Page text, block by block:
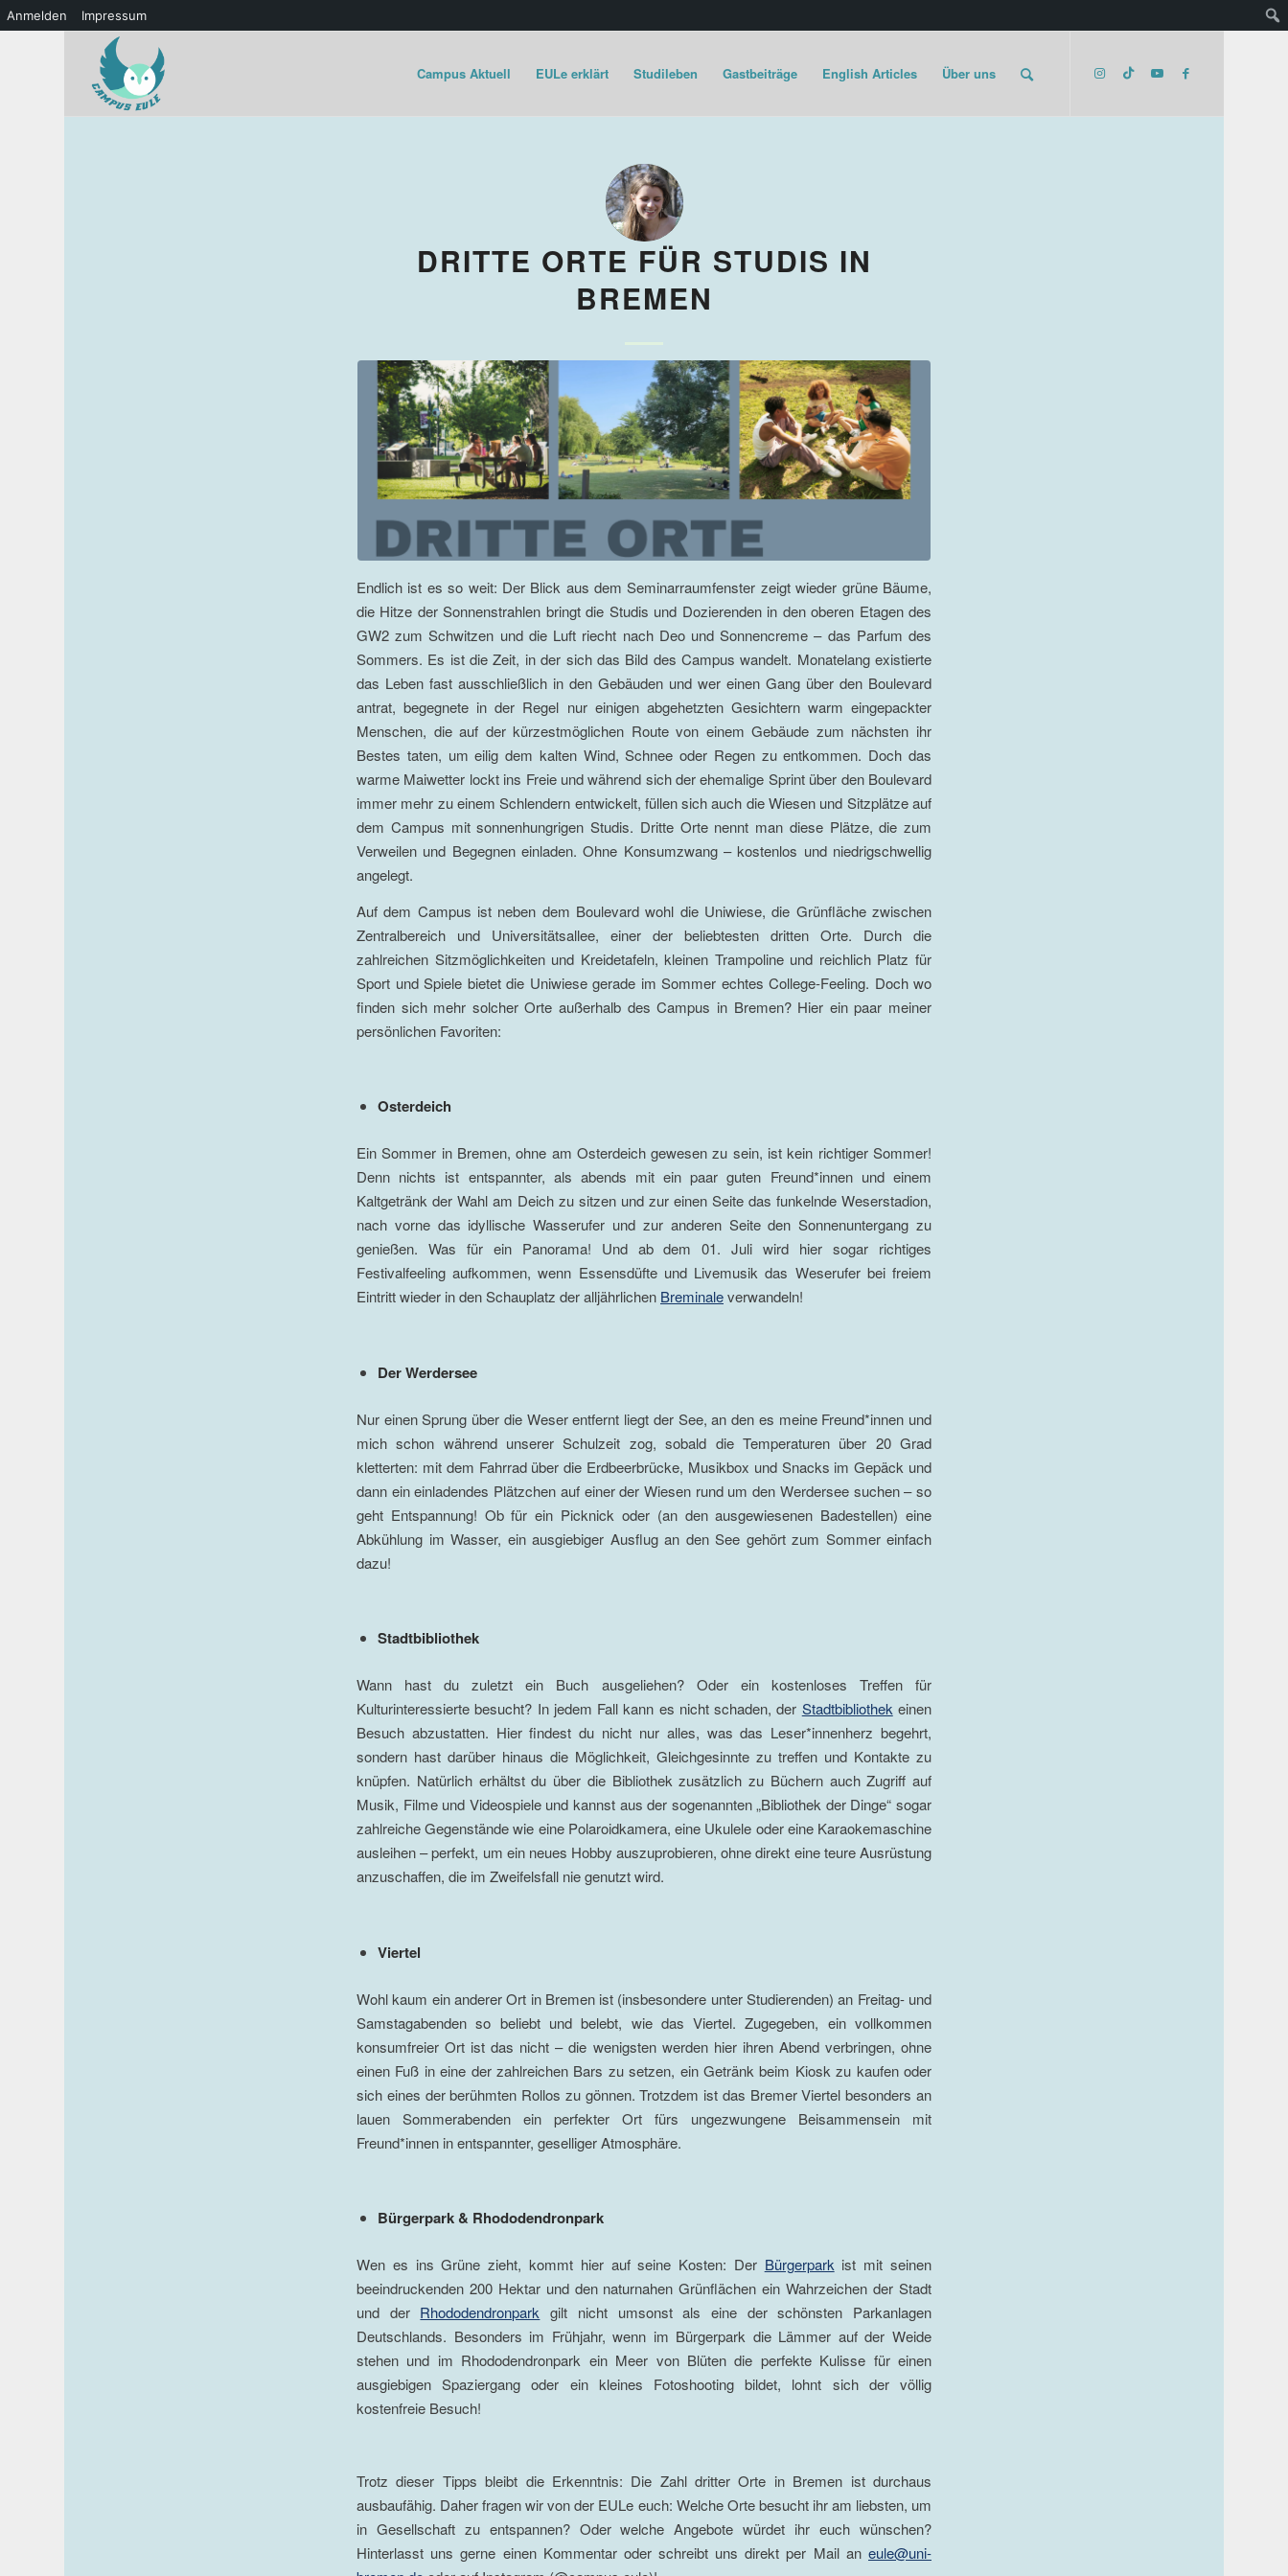
Anmelden Impressum
Campus Aktuell EULe erklärt Studileben Gastbeiträge English Articles Über uns
DRITTE ORTE FÜR STUDIS IN
BREMEN
Endlich ist es so weit: Der Blick aus dem Seminarraumfenster zeigt wieder grüne Bäume,
die Hitze der Sonnenstrahlen bringt die Studis und Dozierenden in den oberen Etagen des
GW2 zum Schwitzen und die Luft riecht nach Deo und Sonnencreme – das Parfum des
Sommers. Es ist die Zeit, in der sich das Bild des Campus wandelt. Monatelang existierte
das Leben fast ausschließlich in den Gebäuden und wer einen Gang über den Boulevard
antrat, begegnete in der Regel nur einigen abgehetzten Gesichtern warm eingepackter
Menschen, die auf der kürzestmöglichen Route von einem Gebäude zum nächsten ihr
Bestes taten, um eilig dem kalten Wind, Schnee oder Regen zu entkommen. Doch das
warme Maiwetter lockt ins Freie und während sich der ehemalige Sprint über den Boulevard
immer mehr zu einem Schlendern entwickelt, füllen sich auch die Wiesen und Sitzplätze auf
dem Campus mit sonnenhungrigen Studis. Dritte Orte nennt man diese Plätze, die zum
Verweilen und Begegnen einladen. Ohne Konsumzwang – kostenlos und niedrigschwellig
angelegt.
Auf dem Campus ist neben dem Boulevard wohl die Uniwiese, die Grünfläche zwischen
Zentralbereich und Universitätsallee, einer der beliebtesten dritten Orte. Durch die
zahlreichen Sitzmöglichkeiten und Kreidetafeln, kleinen Trampoline und reichlich Platz für
Sport und Spiele bietet die Uniwiese gerade im Sommer echtes College-Feeling. Doch wo
finden sich mehr solcher Orte außerhalb des Campus in Bremen? Hier ein paar meiner
persönlichen Favoriten:
Osterdeich
Ein Sommer in Bremen, ohne am Osterdeich gewesen zu sein, ist kein richtiger Sommer!
Denn nichts ist entspannter, als abends mit ein paar guten Freund*innen und einem
Kaltgetränk der Wahl am Deich zu sitzen und zur einen Seite das funkelnde Weserstadion,
nach vorne das idyllische Wasserufer und zur anderen Seite den Sonnenuntergang zu
genießen. Was für ein Panorama! Und ab dem 01. Juli wird hier sogar richtiges
Festivalfeeling aufkommen, wenn Essensdüfte und Livemusik das Weserufer bei freiem
Eintritt wieder in den Schauplatz der alljährlichen Breminaleverwandeln!
Der Werdersee
Nur einen Sprung über die Weser entfernt liegt der See, an den es meine Freund*innen und
mich schon während unserer Schulzeit zog, sobald die Temperaturen über 20 Grad
kletterten: mit dem Fahrrad über die Erdbeerbrücke, Musikbox und Snacks im Gepäck und
dann ein einladendes Plätzchen auf einer der Wiesen rund um den Werdersee suchen – so
geht Entspannung! Ob für ein Picknick oder (an den ausgewiesenen Badestellen) eine
Abkühlung im Wasser, ein ausgiebiger Ausflug an den See gehört zum Sommer einfach
dazu!
Stadtbibliothek
Wann hast du zuletzt ein Buch ausgeliehen? Oder ein kostenloses Treffen für
Kulturinteressierte besucht? In jedem Fall kann es nicht schaden, der Stadtbibliothekeinen
Besuch abzustatten. Hier findest du nicht nur alles, was das Leser*innenherz begehrt,
sondern hast darüber hinaus die Möglichkeit, Gleichgesinnte zu treffen und Kontakte zu
knüpfen. Natürlich erhältst du über die Bibliothek zusätzlich zu Büchern auch Zugriff auf
Musik, Filme und Videospiele und kannst aus der sogenannten „Bibliothek der Dinge“ sogar
zahlreiche Gegenstände wie eine Polaroidkamera, eine Ukulele oder eine Karaokemaschine
ausleihen – perfekt, um ein neues Hobby auszuprobieren, ohne direkt eine teure Ausrüstung
anzuschaffen, die im Zweifelsfall nie genutzt wird.
Viertel
Wohl kaum ein anderer Ort in Bremen ist (insbesondere unter Studierenden) an Freitag- und
Samstagabenden so beliebt und belebt, wie das Viertel. Zugegeben, ein vollkommen
konsumfreier Ort ist das nicht – die wenigsten werden hier ihren Abend verbringen, ohne
einen Fuß in eine der zahlreichen Bars zu setzen, ein Getränk beim Kiosk zu kaufen oder
sich eines der berühmten Rollos zu gönnen. Trotzdem ist das Bremer Viertel besonders an
lauen Sommerabenden ein perfekter Ort fürs ungezwungene Beisammensein mit
Freund*innen in entspannter, geselliger Atmosphäre.
Bürgerpark & Rhododendronpark
Wen es ins Grüne zieht, kommt hier auf seine Kosten: Der Bürgerparkist mit seinen
beeindruckenden 200 Hektar und den naturnahen Grünflächen ein Wahrzeichen der Stadt
und der Rhododendronpark gilt nicht umsonst als eine der schönsten Parkanlagen
Deutschlands. Besonders im Frühjahr, wenn im Bürgerpark die Lämmer auf der Weide
stehen und im Rhododendronpark ein Meer von Blüten die perfekte Kulisse für einen
ausgiebigen Spaziergang oder ein kleines Fotoshooting bildet, lohnt sich der völlig
kostenfreie Besuch!
Trotz dieser Tipps bleibt die Erkenntnis: Die Zahl dritter Orte in Bremen ist durchaus
ausbaufähig. Daher fragen wir von der EULe euch: Welche Orte besucht ihr am liebsten, um
in Gesellschaft zu entspannen? Oder welche Angebote würdet ihr euch wünschen?
Hinterlasst uns gerne einen Kommentar oder schreibt uns direkt per Mail an eule@uni-